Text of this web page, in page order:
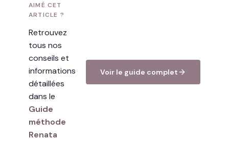
AIMÉ CET
ARTICLE ?
Retrouvez
tous nos
conseils et
informations
détaillées
dans le
Guide
méthode
Renata
Voir le guide complet